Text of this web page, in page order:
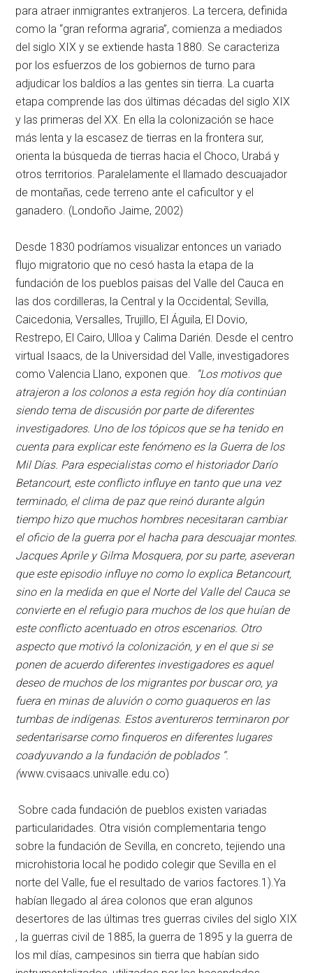
para atraer inmigrantes extranjeros. La tercera, definida
como la “gran reforma agraria”, comienza a mediados
del siglo XIX y se extiende hasta 1880. Se caracteriza
por los esfuerzos de los gobiernos de turno para
adjudicar los baldíos a las gentes sin tierra. La cuarta
etapa comprende las dos últimas décadas del siglo XIX
y las primeras del XX. En ella la colonización se hace
más lenta y la escasez de tierras en la frontera sur,
orienta la búsqueda de tierras hacia el Choco, Urabá y
otros territorios. Paralelamente el llamado descuajador
de montañas, cede terreno ante el caficultor y el
ganadero. (Londoño Jaime, 2002)
Desde 1830 podríamos visualizar entonces un variado
flujo migratorio que no cesó hasta la etapa de la
fundación de los pueblos paisas del Valle del Cauca en
las dos cordilleras, la Central y la Occidental; Sevilla,
Caicedonia, Versalles, Trujillo, El Águila, El Dovio,
Restrepo, El Cairo, Ulloa y Calima Darién. Desde el centro
virtual Isaacs, de la Universidad del Valle, investigadores
como Valencia Llano, exponen que.
“Los motivos que
atrajeron a los colonos a esta región hoy día continúan
siendo tema de discusión por parte de diferentes
investigadores. Uno de los tópicos que se ha tenido en
cuenta para explicar este fenómeno es la Guerra de los
Mil Días. Para especialistas como el historiador Darío
Betancourt, este conflicto influye en tanto que una vez
terminado, el clima de paz que reinó durante algún
tiempo hizo que muchos hombres necesitaran cambiar
el oficio de la guerra por el hacha para descuajar montes.
Jacques Aprile y Gilma Mosquera, por su parte, aseveran
que este episodio influye no como lo explica Betancourt,
sino en la medida en que el Norte del Valle del Cauca se
convierte en el refugio para muchos de los que huían de
este conflicto acentuado en otros escenarios. Otro
aspecto que motivó la colonización, y en el que si se
ponen de acuerdo diferentes investigadores es aquel
deseo de muchos de los migrantes por buscar oro, ya
fuera en minas de aluvión o como guaqueros en las
tumbas de indígenas. Estos aventureros terminaron por
sedentarisarse como finqueros en diferentes lugares
coadyuvando a la fundación de poblados “.
(www.cvisaacs.univalle.edu.co)
Sobre cada fundación de pueblos existen variadas
particularidades. Otra visión complementaria tengo
sobre la fundación de Sevilla, en concreto, tejiendo una
microhistoria local he podido colegir que Sevilla en el
norte del Valle, fue el resultado de varios factores.1).Ya
habían llegado al área colonos que eran algunos
desertores de las últimas tres guerras civiles del siglo XIX
, la guerras civil de 1885, la guerra de 1895 y la guerra de
los mil días, campesinos sin tierra que habían sido